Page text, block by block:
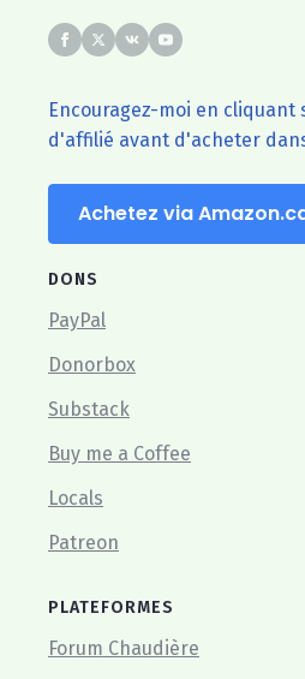
Encouragez-moi en cliquant
d'affilié avant d'acheter
Achetez via
DONS
PayPal
Donorbox
Substack
Buy me a Coffee
Locals
Patreon
PLATEFORMES
Forum Chaudière